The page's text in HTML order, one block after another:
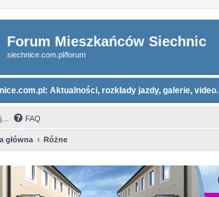
Forum Mieszkańców Siechnic
siechnice.com.pl/forum
Aktualności, rozkłady jazdy, galerie, video.
FAQ
główna Różne